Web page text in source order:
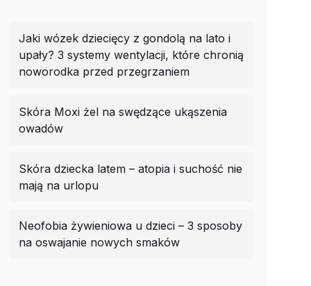
Jaki wózek dziecięcy z gondolą na lato i
upały? 3 systemy wentylacji, które chronią
noworodka przed przegrzaniem
Skóra Moxi żel na swędzące ukąszenia
owadów
Skóra dziecka latem – atopia i suchość nie
mają na urlopu
Neofobia żywieniowa u dzieci – 3 sposoby
na oswajanie nowych smaków